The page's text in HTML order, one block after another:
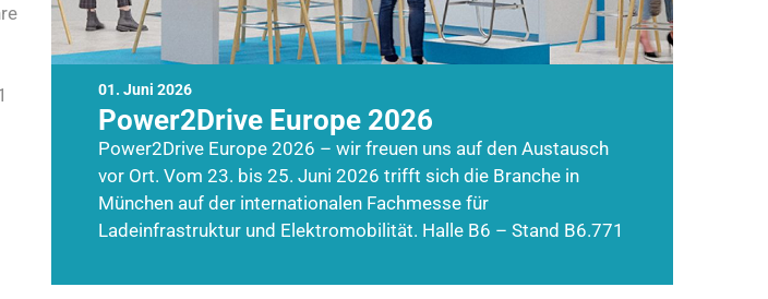
01. Juni 2026
Power2Drive Europe 2026
Power2Drive Europe 2026 – wir freuen uns auf den Austausch
vor Ort. Vom 23. bis 25. Juni 2026 trifft sich die Branche in
München auf der internationalen Fachmesse für
Ladeinfrastruktur und Elektromobilität. Halle B6 – Stand B6.771